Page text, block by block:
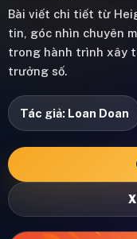
Bài viết chi tiết từ
tin, góc nhìn chuyên
trong hành trình xây
trưởng số.
Tác giả: Loan Doan